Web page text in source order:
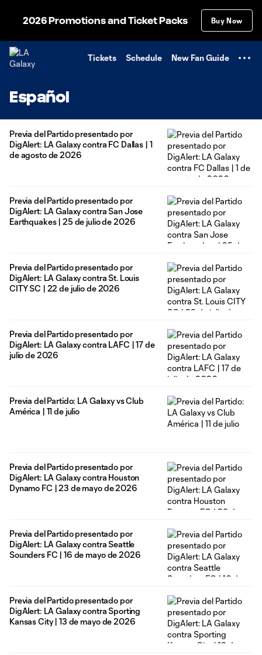
2026 Promotions and Ticket Packs Buy Now
Tickets Schedule New Fan Guide
Español
Previa del Partido presentado por
DigAlert: LA Galaxy contra FC Dallas | 1
de agosto de 2026
Previa del Partido presentado por
DigAlert: LA Galaxy contra San Jose
Earthquakes | 25 de julio de 2026
Previa del Partido presentado por
DigAlert: LA Galaxy contra St. Louis
CITY SC | 22 de julio de 2026
Previa del Partido presentado por
DigAlert: LA Galaxy contra LAFC | 17 de
julio de 2026
Previa del Partido: LA Galaxy vs Club
América | 11 de julio
Previa del Partido presentado por
DigAlert: LA Galaxy contra Houston
Dynamo FC | 23 de mayo de 2026
Previa del Partido presentado por
DigAlert: LA Galaxy contra Seattle
Sounders FC | 16 de mayo de 2026
Previa del Partido presentado por
DigAlert: LA Galaxy contra Sporting
Kansas City | 13 de mayo de 2026